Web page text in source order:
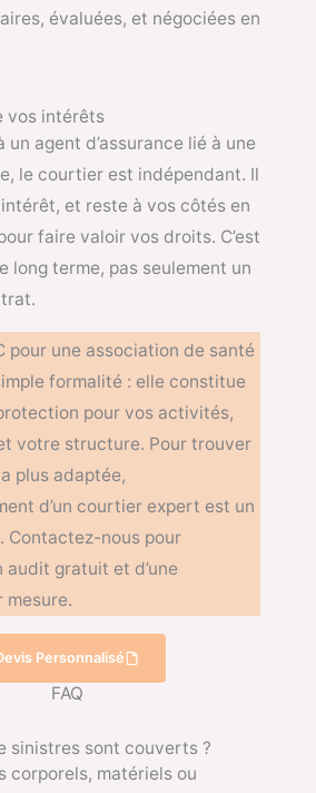
évaluées, et négociées en
vos intérêts
un agent d’assurance lié à une
le courtier est indépendant. Il
et reste à vos côtés en
faire valoir vos droits. C’est
long terme, pas seulement un
pour une association de santé
formalité : elle constitue
pour vos activités,
votre structure. Pour trouver
plus adaptée,
d’un courtier expert est un
Contactez-nous pour
audit gratuit et d’une
mesure.
Personnalisé
FAQ
sinistres sont couverts ?
corporels, matériels ou